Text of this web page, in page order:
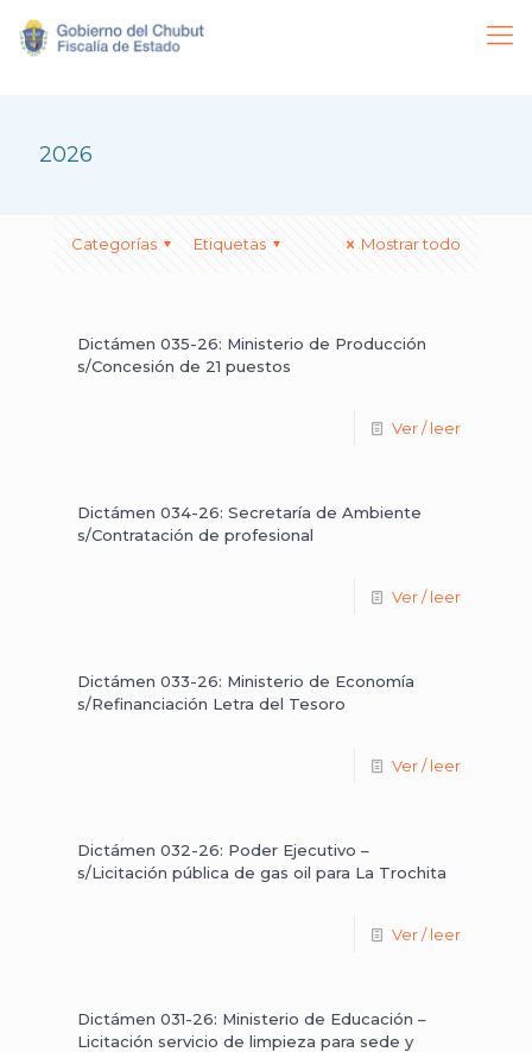
2026
Categorías Etiquetas Mostrar todo
Dictámen 035-26: Ministerio de Producción
s/Concesión de 21 puestos
Ver / leer
Dictámen 034-26: Secretaría de Ambiente
s/Contratación de profesional
Ver / leer
Dictámen 033-26: Ministerio de Economía
s/Refinanciación Letra del Tesoro
Ver / leer
Dictámen 032-26: Poder Ejecutivo –
s/Licitación pública de gas oil para La Trochita
Ver / leer
Dictámen 031-26: Ministerio de Educación –
Licitación servicio de limpieza para sede y